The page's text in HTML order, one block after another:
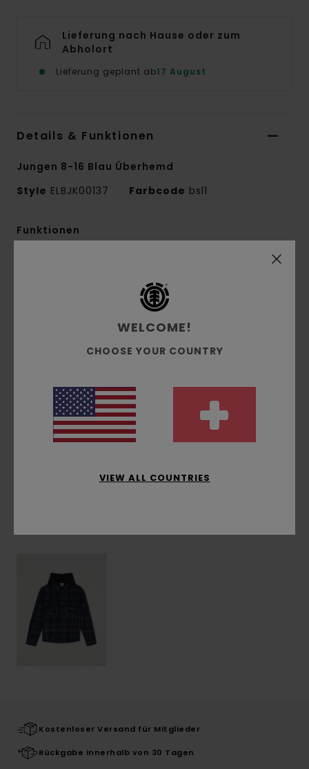
Lieferung nach Hause oder zum
Abholort
Lieferung geplant ab17 August
Details & Funktionen
Jungen 8-16 Blau Überhemd
Style ELBJK00137 Farbcode bsl1
Funktionen
Abnehmbare Kapuze mit Jersey-Futter
Zusammensetzung[Hauptstoff] 100 % recyceltes
Polyester
Versand & Rückversand
ZULETZT ANGESEHENE ARTIKEL
Kostenloser Versand für Mitglieder
Rückgabe innerhalb von 30 Tagen
WELCOME!
CHOOSE YOUR COUNTRY
VIEW ALL COUNTRIES